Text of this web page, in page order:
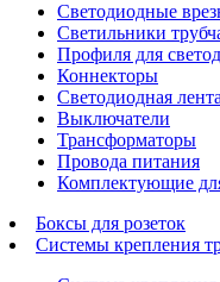
Светодиодные
Светильники
Профиля для
Коннекторы
Светодиодная лента
Выключатели
Трансформаторы
Провода питания
Комплектующие
Боксы для розеток
Системы крепления